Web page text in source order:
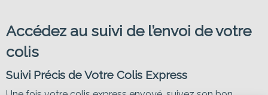
Accédez au suivi de l’envoi de votre
colis
Suivi Précis de Votre Colis Express